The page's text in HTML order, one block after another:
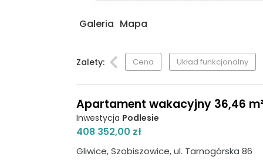
Galeria Mapa
Zalety: Cena Układ funkcjonalny
Apartament wakacyjny 36,46
Inwestycja Podlesie
408 352,00 zł
Gliwice, Szobiszowice, ul. Tarnogórska 86